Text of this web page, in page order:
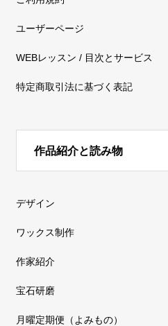
ユーザーページ
WEBレッスン / 目次とサービス
特定商取引法に基づく表記
作品紹介と読み物
デザイン
ワックス制作
作家紹介
宝石研磨
月曜定期便（よみもの）